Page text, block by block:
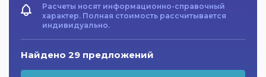
Расчеты носят информационно-справочный
характер. Полная стоимость рассчитывается
индивидуально.
Найдено 29 предложений